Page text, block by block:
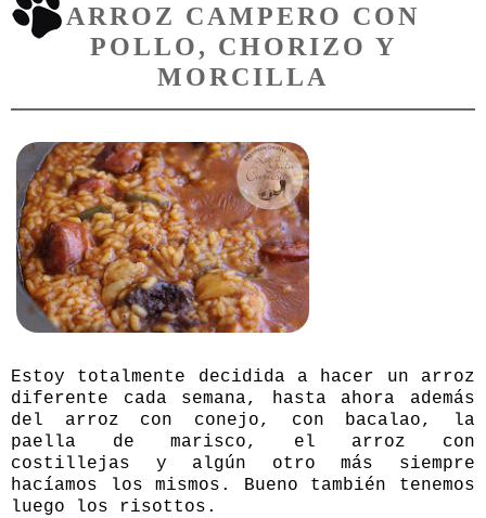
ARROZ CAMPERO CON
POLLO, CHORIZO Y
MORCILLA
Estoy totalmente decidida a hacer un arroz
diferente cada semana, hasta ahora además
del arroz con conejo, con bacalao, la
paella de marisco, el arroz con
costillejas y algún otro más siempre
hacíamos los mismos. Bueno también tenemos
luego los risottos.